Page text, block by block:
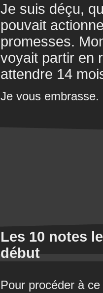
Je suis déçu,
pouvait
promesses.
voyait partir en
attendre 14
Je vous embrasse.
Les 10 notes
début
Pour procéder à